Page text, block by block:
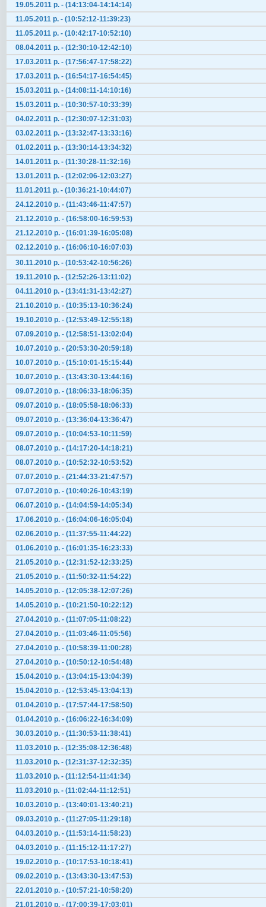
19.05.2011 р. - (14:13:04-14:14:14)
11.05.2011 р. - (10:52:12-11:39:23)
11.05.2011 р. - (10:42:17-10:52:10)
08.04.2011 р. - (12:30:10-12:42:10)
17.03.2011 р. - (17:56:47-17:58:22)
17.03.2011 р. - (16:54:17-16:54:45)
15.03.2011 р. - (14:08:11-14:10:16)
15.03.2011 р. - (10:30:57-10:33:39)
04.02.2011 р. - (12:30:07-12:31:03)
03.02.2011 р. - (13:32:47-13:33:16)
01.02.2011 р. - (13:30:14-13:34:32)
14.01.2011 р. - (11:30:28-11:32:16)
13.01.2011 р. - (12:02:06-12:03:27)
11.01.2011 р. - (10:36:21-10:44:07)
24.12.2010 р. - (11:43:46-11:47:57)
21.12.2010 р. - (16:58:00-16:59:53)
21.12.2010 р. - (16:01:39-16:05:08)
02.12.2010 р. - (16:06:10-16:07:03)
30.11.2010 р. - (10:53:42-10:56:26)
19.11.2010 р. - (12:52:26-13:11:02)
04.11.2010 р. - (13:41:31-13:42:27)
21.10.2010 р. - (10:35:13-10:36:24)
19.10.2010 р. - (12:53:49-12:55:18)
07.09.2010 р. - (12:58:51-13:02:04)
10.07.2010 р. - (20:53:30-20:59:18)
10.07.2010 р. - (15:10:01-15:15:44)
10.07.2010 р. - (13:43:30-13:44:16)
09.07.2010 р. - (18:06:33-18:06:35)
09.07.2010 р. - (18:05:58-18:06:33)
09.07.2010 р. - (13:36:04-13:36:47)
09.07.2010 р. - (10:04:53-10:11:59)
08.07.2010 р. - (14:17:20-14:18:21)
08.07.2010 р. - (10:52:32-10:53:52)
07.07.2010 р. - (21:44:33-21:47:57)
07.07.2010 р. - (10:40:26-10:43:19)
06.07.2010 р. - (14:04:59-14:05:34)
17.06.2010 р. - (16:04:06-16:05:04)
02.06.2010 р. - (11:37:55-11:44:22)
01.06.2010 р. - (16:01:35-16:23:33)
21.05.2010 р. - (12:31:52-12:33:25)
21.05.2010 р. - (11:50:32-11:54:22)
14.05.2010 р. - (12:05:38-12:07:26)
14.05.2010 р. - (10:21:50-10:22:12)
27.04.2010 р. - (11:07:05-11:08:22)
27.04.2010 р. - (11:03:46-11:05:56)
27.04.2010 р. - (10:58:39-11:00:28)
27.04.2010 р. - (10:50:12-10:54:48)
15.04.2010 р. - (13:04:15-13:04:39)
15.04.2010 р. - (12:53:45-13:04:13)
01.04.2010 р. - (17:57:44-17:58:50)
01.04.2010 р. - (16:06:22-16:34:09)
30.03.2010 р. - (11:30:53-11:38:41)
11.03.2010 р. - (12:35:08-12:36:48)
11.03.2010 р. - (12:31:37-12:32:35)
11.03.2010 р. - (11:12:54-11:41:34)
11.03.2010 р. - (11:02:44-11:12:51)
10.03.2010 р. - (13:40:01-13:40:21)
09.03.2010 р. - (11:27:05-11:29:18)
04.03.2010 р. - (11:53:14-11:58:23)
04.03.2010 р. - (11:15:12-11:17:27)
19.02.2010 р. - (10:17:53-10:18:41)
09.02.2010 р. - (13:43:30-13:47:53)
22.01.2010 р. - (10:57:21-10:58:20)
21.01.2010 р. - (17:00:39-17:03:01)